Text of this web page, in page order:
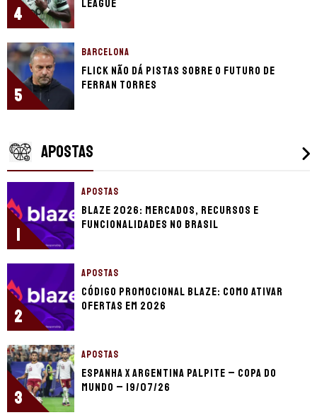
4
League
5
BARCELONA
Flick não dá pistas sobre o futuro de
Ferran Torres
APOSTAS
1
APOSTAS
Blaze 2026: mercados, recursos e
funcionalidades no Brasil
2
APOSTAS
Código promocional Blaze: como ativar
ofertas em 2026
3
APOSTAS
Espanha x Argentina palpite – Copa do
Mundo – 19/07/26